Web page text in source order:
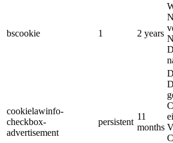
bscookie 1 2 years
cookielawinfo-
checkbox-
advertisement
persistent
11
months